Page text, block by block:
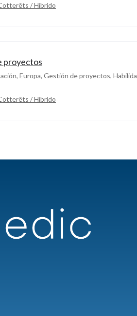
/ Híbrido
proyectos
, Europa, Gestión de proyectos,
/ Híbrido